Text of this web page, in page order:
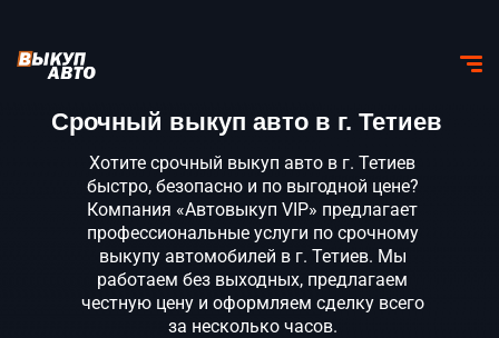
Срочный выкуп авто в г. Тетиев
Хотите срочный выкуп авто в г. Тетиев
быстро, безопасно и по выгодной цене?
Компания «Автовыкуп VIP» предлагает
профессиональные услуги по срочному
выкупу автомобилей в г. Тетиев. Мы
работаем без выходных, предлагаем
честную цену и оформляем сделку всего
за несколько часов.